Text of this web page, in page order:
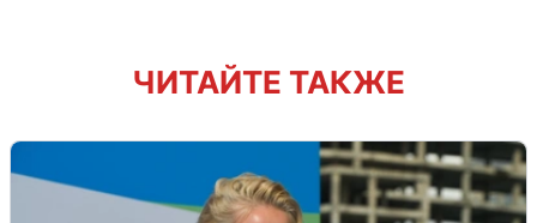
ЧИТАЙТЕ ТАКЖЕ